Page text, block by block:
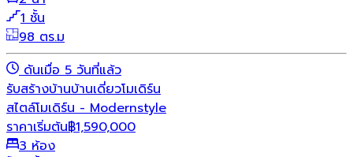
1 ชั้น
98 ตร.ม
ดันเมื่อ 5 วันที่แล้ว
รับสร้างบ้านบ้านเดี่ยวโมเดิร์น
สไตล์โมเดิร์น - Modernstyle
ราคาเริ่มต้น฿1,590,000
3 ห้อง